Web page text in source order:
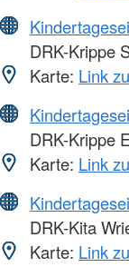
DRK-Krippe
Karte: Link
DRK-Krippe
Karte: Link
DRK-Kita
Karte: Link